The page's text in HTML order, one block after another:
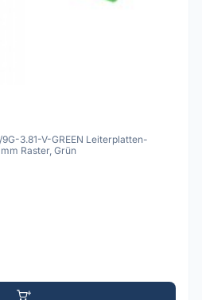
3.81-V-GREEN Leiterplatten-
Raster, Grün